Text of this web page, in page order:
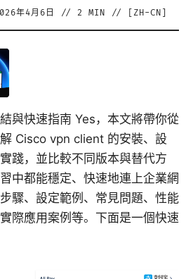
年4月6日 // 2 MIN // [ ZH-CN
與快速指南 Yes，本文將帶你從
Cisco vpn client 的安裝、設
踐，並比較不同版本與替代方
中都能穩定、快速地連上企業網
驟、設定範例、常見問題、性能
際應用案例等。下面是一個快速